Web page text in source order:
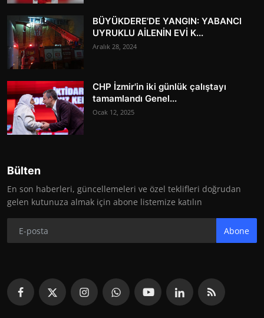
BÜYÜKDERE'DE YANGIN: YABANCI
UYRUKLU AİLENİN EVİ K...
Aralık 28, 2024
CHP İzmir'in iki günlük çalıştayı
tamamlandı Genel...
Ocak 12, 2025
Bülten
En son haberleri, güncellemeleri ve özel teklifleri doğrudan
gelen kutunuza almak için abone listemize katılın
Abone